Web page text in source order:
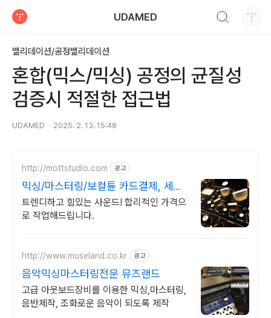
UDAMED
밸리데이션/공정밸리데이션
혼합(믹스/믹싱) 공정의 균질성
검증시 적절한 접근법
UDAMED 2025. 2. 13. 15:48
http://mottstudio.com 광고
믹싱/마스터링/보컬튠 카드결제, 세금
계산서 가능
트렌디하고 힘있는 사운드! 합리적인 가격으
로 작업해드립니다.
http://www.museland.co.kr 광고
음악믹싱마스터링전문 뮤즈랜드
고급 아웃보드장비를 이용한 믹싱,마스터링,
음반제작, 조화로운 음악이 되도록 제작